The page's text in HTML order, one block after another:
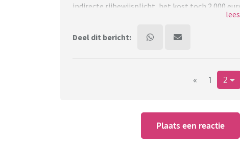
indirecte rijbewijsplicht, het kost toch 2.000
doen aan deze waanzin. Laten we de
Een Coronapas kunnen we ook doortrekken
om zo te zeuren over de Coronapas. Met
dingen druk maakt, dan heb je geen leven.
Deel dit bericht:
« 1 2
Plaats een reactie